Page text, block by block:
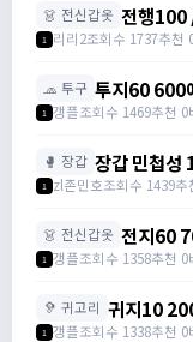
👗 전신갑옷 전행100
https://
1 리리2조회수 1737추천
🧢 투구 투지60 600
1 갱플조회수 1469추천 0
🥊 장갑 장갑 민첩성
1 zl존민호조회수 1439추
👗 전신갑옷 전지60
1 갱플조회수 1358추천 0
🦻 귀고리 귀지10
1 갱플조회수 1338추천 0